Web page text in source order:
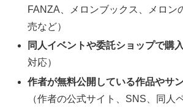
FANZA、メロンブックス、メロン
売など）
同人イベントや委託ショップで購
対応）
作者が無料公開している作品やサ
（作者の公式サイト、SNS、同人